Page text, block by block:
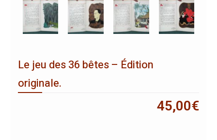
Le jeu des 36 bêtes – Édition
originale.
45,00€